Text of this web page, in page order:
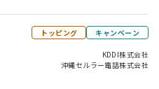
トッピング キャンペーン
KDDI株式会社
沖縄セルラー電話株式会社